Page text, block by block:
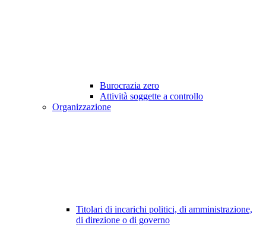
Burocrazia zero
Attività soggette a controllo
Organizzazione
Titolari di incarichi politici, di amministrazione,
di direzione o di governo